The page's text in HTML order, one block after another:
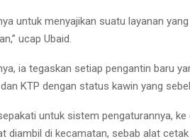
untuk menyajikan suatu layanan
ucap Ubaid.
ia tegaskan setiap pengantin baru
KTP dengan status kawin yang
untuk sistem pengaturannya,
diambil di kecamatan, sebab alat